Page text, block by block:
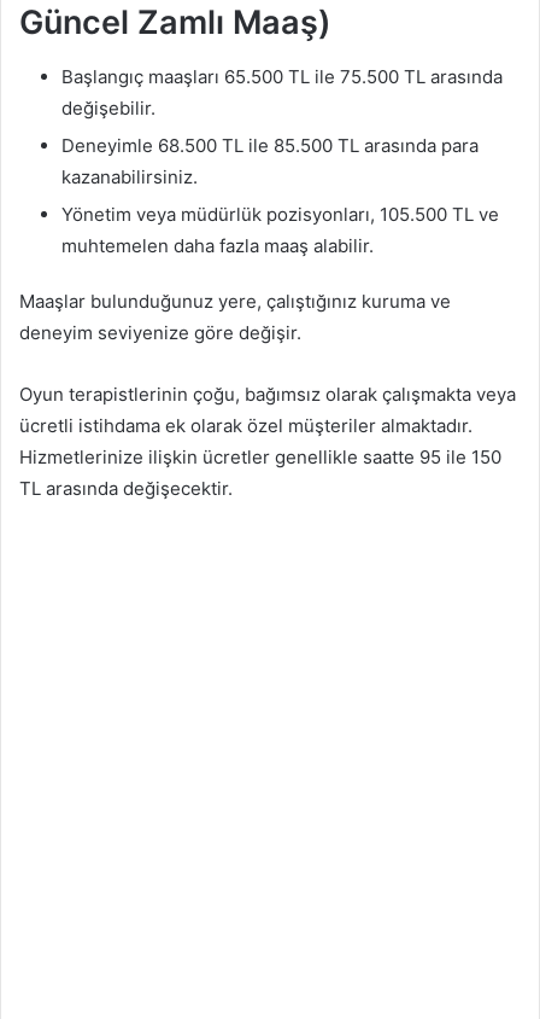
Güncel Zamlı Maaş)
Başlangıç ​​maaşları 65.500 TL ile 75.500 TL arasında
değişebilir.
Deneyimle 68.500 TL ile 85.500 TL arasında para
kazanabilirsiniz.
Yönetim veya müdürlük pozisyonları, 105.500 TL ve
muhtemelen daha fazla maaş alabilir.
Maaşlar bulunduğunuz yere, çalıştığınız kuruma ve
deneyim seviyenize göre değişir.
Oyun terapistlerinin çoğu, bağımsız olarak çalışmakta veya
ücretli istihdama ek olarak özel müşteriler almaktadır.
Hizmetlerinize ilişkin ücretler genellikle saatte 95 ile 150
TL arasında değişecektir.